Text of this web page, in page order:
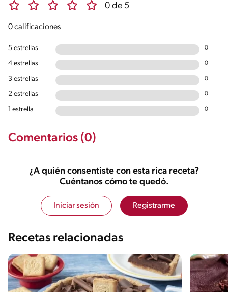
0 de 5
0 calificaciones
5 estrellas 0
4 estrellas 0
3 estrellas 0
2 estrellas 0
1 estrella 0
Comentarios (0)
¿A quién consentiste con esta rica receta?
Cuéntanos cómo te quedó.
Iniciar sesión Registrarme
Recetas relacionadas